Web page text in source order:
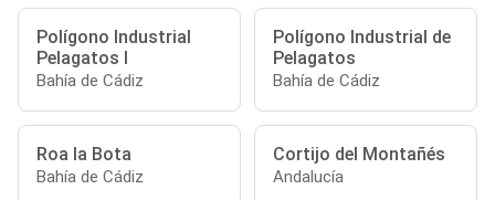
Polígono Industrial
Pelagatos I
Bahía de Cádiz
Polígono Industrial de
Pelagatos
Bahía de Cádiz
Roa la Bota
Bahía de Cádiz
Cortijo del Montañés
Andalucía